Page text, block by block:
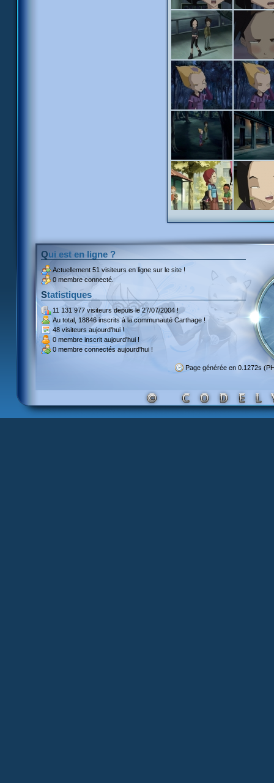
Qui est en ligne ?
Actuellement 51 visiteurs en ligne sur le site !
0 membre connecté.
Statistiques
11 131 977 visiteursdepuis le 27/07/2004 !
Au total, 18846 inscritsà la communauté Carthage !
48 visiteurs aujourd'hui !
0 membre inscrit aujourd'hui !
0 membre connectés aujourd'hui !
Page générée en 0.1272s